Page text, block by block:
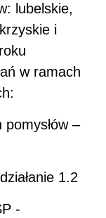
lubelskie,
i
w ramach
–
1.2
-